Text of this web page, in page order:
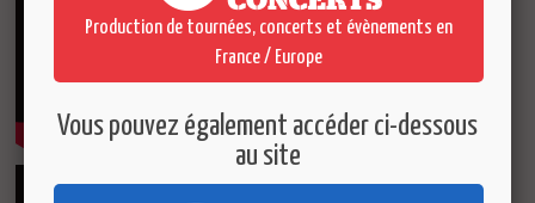
Production de tournées, concerts et évènements en
France / Europe
Vous pouvez également accéder ci-dessous
au site